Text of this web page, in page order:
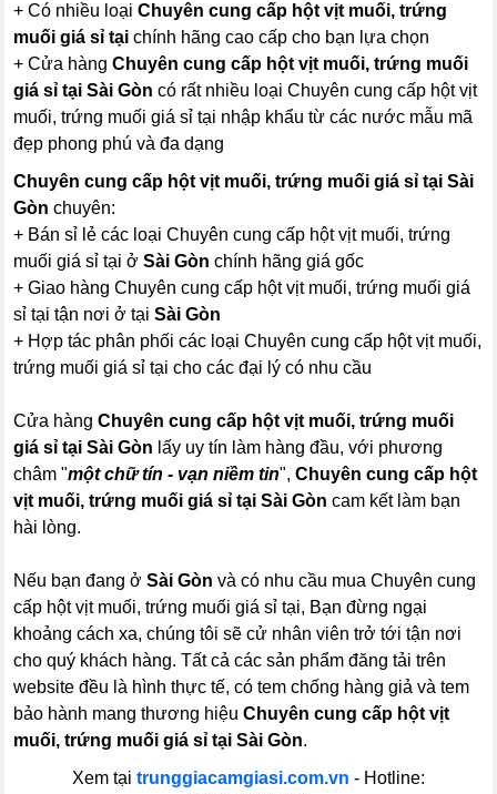
+ Có nhiều loạiChuyên cung cấp hột vịt muối, trứng
muối giá sỉ tại chính hãng cao cấp cho bạn lựa chọn
+ Cửa hàngChuyên cung cấp hột vịt muối, trứng muối
giá sỉ tại Sài Gòn có rất nhiều loại Chuyên cung cấp hột vịt
muối, trứng muối giá sỉ tại nhập khẩu từ các nước mẫu mã
đẹp phong phú và đa dạng
Chuyên cung cấp hột vịt muối, trứng muối giá sỉ tại Sài
Gònchuyên:
+ Bán sỉ lẻ các loại Chuyên cung cấp hột vịt muối, trứng
muối giá sỉ tại ởSài Gòn chính hãng giá gốc
+ Giao hàng Chuyên cung cấp hột vịt muối, trứng muối giá
sỉ tại tận nơi ở tạiSài Gòn
+ Hợp tác phân phối các loại Chuyên cung cấp hột vịt muối,
trứng muối giá sỉ tại cho các đại lý có nhu cầu
Cửa hàngChuyên cung cấp hột vịt muối, trứng muối
giá sỉ tại Sài Gòn lấy uy tín làm hàng đầu, với phương
châm "một chữ tín - vạn niềm tin",Chuyên cung cấp hột
vịt muối, trứng muối giá sỉ tại Sài Gòn cam kết làm bạn
hài lòng.
Nếu bạn đang ởSài Gòn và có nhu cầu mua Chuyên cung
cấp hột vịt muối, trứng muối giá sỉ tại, Bạn đừng ngại
khoảng cách xa, chúng tôi sẽ cử nhân viên trở tới tận nơi
cho quý khách hàng. Tất cả các sản phẩm đăng tải trên
website đều là hình thực tế, có tem chống hàng giả và tem
bảo hành mang thương hiệuChuyên cung cấp hột vịt
muối, trứng muối giá sỉ tại Sài Gòn.
Xem tại trunggiacamgiasi.com.vn - Hotline: